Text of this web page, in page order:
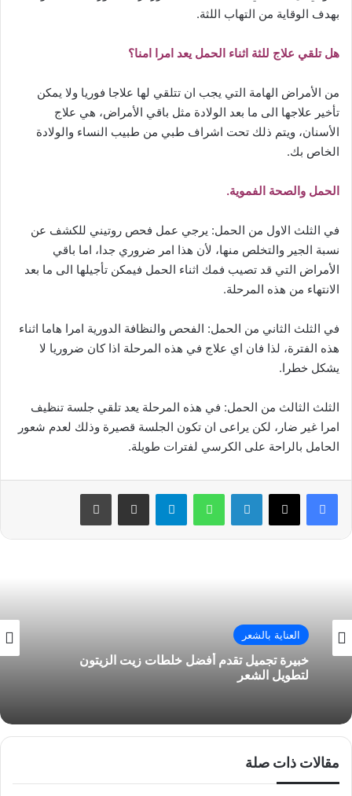
بهدف الوقاية من التهاب اللثة.
هل تلقي علاج للثة اثناء الحمل يعد امرا امنا؟
من الأمراض الهامة التي يجب ان تتلقي لها علاجا فوريا ولا يمكن
تأخير علاجها الى ما بعد الولادة مثل باقي الأمراض، هي علاج
الأسنان، ويتم ذلك تحت اشراف طبي من طبيب النساء والولادة
الخاص بك.
الحمل والصحة الفموية.
في الثلث الاول من الحمل: يرجي عمل فحص روتيني للكشف عن
نسبة الجير والتخلص منها، لأن هذا امر ضروري جدا، اما باقي
الأمراض التي قد تصيب فمك اثناء الحمل فيمكن تأجيلها الى ما بعد
الانتهاء من هذه المرحلة.
في الثلث الثاني من الحمل: الفحص والنظافة الدورية امرا هاما اثناء
هذه الفترة، لذا فان اي علاج في هذه المرحلة اذا كان ضروريا لا
يشكل خطرا.
الثلث الثالث من الحمل: في هذه المرحلة يعد تلقي جلسة تنظيف
امرا غير ضار، لكن يراعى ان تكون الجلسة قصيرة وذلك لعدم شعور
الحامل بالراحة على الكرسي لفترات طويلة.
فيسبوك لينكدإن واتساب
العناية بالشعر
خبيرة تجميل تقدم أفضل خلطات زيت الزيتون
لتطويل الشعر
مقالات ذات صلة